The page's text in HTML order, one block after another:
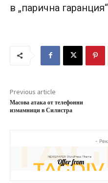
в „парична
Previous article
Масова атака от телефонни
измамници в Силистра
-